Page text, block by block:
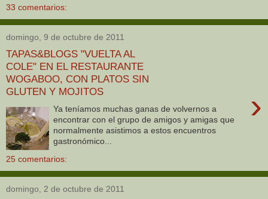
33 comentarios:
domingo, 9 de octubre de 2011
TAPAS&BLOGS "VUELTA AL
COLE" EN EL RESTAURANTE
WOGABOO, CON PLATOS SIN
GLUTEN Y MOJITOS
›
Ya teníamos muchas ganas de volvernos a
encontrar con el grupo de amigos y amigas que
normalmente asistimos a estos encuentros
gastronómico...
25 comentarios:
domingo, 2 de octubre de 2011